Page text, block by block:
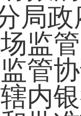
局
监
管
内